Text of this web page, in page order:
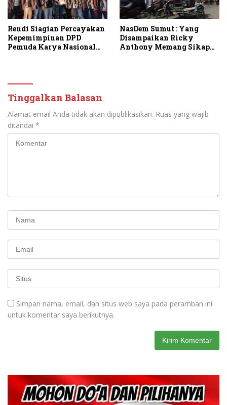
Rendi Siagian Percayakan
Kepemimpinan DPD
Pemuda Karya Nasional
NasDem Sumut : Yang
Disampaikan Ricky
Anthony Memang Sikap
Tinggalkan Balasan
Alamat email Anda tidak akan dipublikasikan. Ruas yang wajib
ditandai *
Simpan nama, email, dan situs web saya pada peramban ini
untuk komentar saya berikutnya.